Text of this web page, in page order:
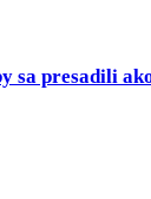
sa presadili